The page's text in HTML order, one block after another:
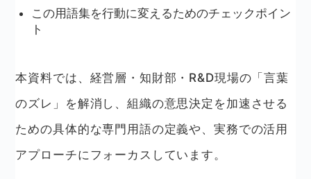
この用語集を行動に変えるためのチェックポイン
ト
本資料では、経営層・知財部・R&D現場の「言葉
のズレ」を解消し、組織の意思決定を加速させる
ための具体的な専門用語の定義や、実務での活用
アプローチにフォーカスしています。